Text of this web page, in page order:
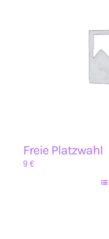
Freie Platzwahl
9 €